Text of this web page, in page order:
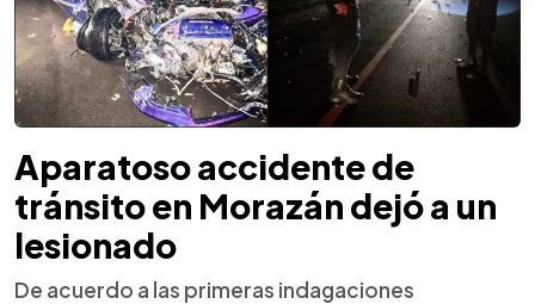
Aparatoso accidente de
tránsito en Morazán dejó a un
lesionado
De acuerdo a las primeras indagaciones